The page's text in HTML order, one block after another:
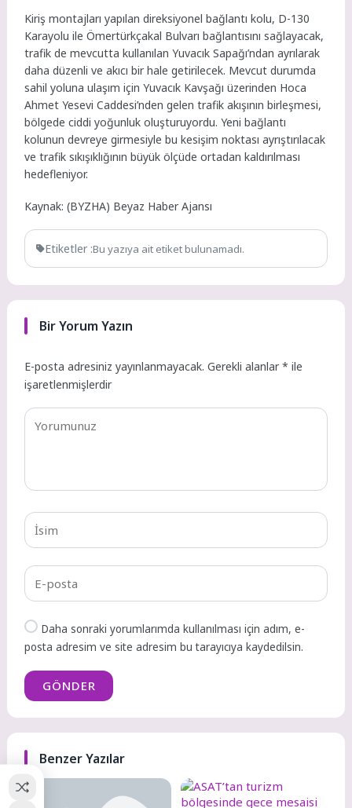
Kiriş montajları yapılan direksiyonel bağlantı kolu, D-130
Karayolu ile Ömertürkçakal Bulvarı bağlantısını sağlayacak,
trafik de mevcutta kullanılan Yuvacık Sapağı’ndan ayrılarak
daha düzenli ve akıcı bir hale getirilecek. Mevcut durumda
sahil yoluna ulaşım için Yuvacık Kavşağı üzerinden Hoca
Ahmet Yesevi Caddesi’nden gelen trafik akışının birleşmesi,
bölgede ciddi yoğunluk oluşturuyordu. Yeni bağlantı
kolunun devreye girmesiyle bu kesişim noktası ayrıştırılacak
ve trafik sıkışıklığının büyük ölçüde ortadan kaldırılması
hedefleniyor.
Kaynak: (BYZHA) Beyaz Haber Ajansı
Etiketler :Bu yazıya ait etiket bulunamadı.
Bir Yorum Yazın
E-posta adresiniz yayınlanmayacak. Gerekli alanlar* ile
işaretlenmişlerdir
Daha sonraki yorumlarımda kullanılması için adım, e-
posta adresim ve site adresim bu tarayıcıya kaydedilsin.
GÖNDER
Benzer Yazılar